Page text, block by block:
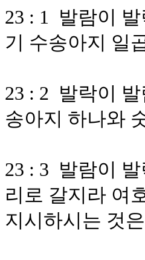
23 : 1 발람이
기 수송아지 일
23 : 2 발락이
송아지 하나와
23 : 3 발람이
리로 갈지라 여
지시하시는 것